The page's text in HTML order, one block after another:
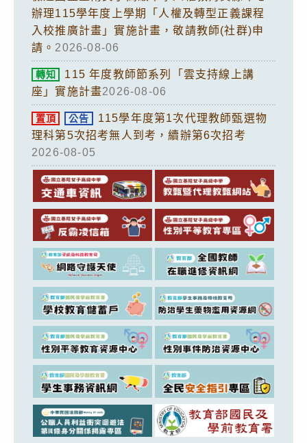
辦理115學年度上學期「人權及轉型正義課程
入校推廣計畫」實施計畫，敬請教師(社群)申
請。 2026-08-06
轉知
115 年度教師節系列「雲支持線上講
座」實施計畫2026-08-06
置頂 公告
115學年度第1次代理教師甄選物
理科第5次招考無人到考，續辦第6次招考
2026-08-05